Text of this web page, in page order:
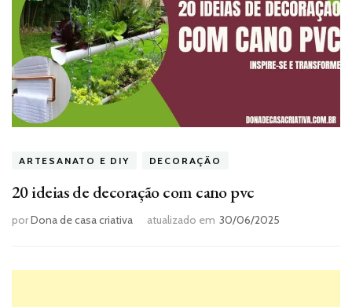
ARTESANATO E DIY DECORAÇÃO
20 ideias de decoração com cano pvc
porDona de casa criativa atualizado em 30/06/2025